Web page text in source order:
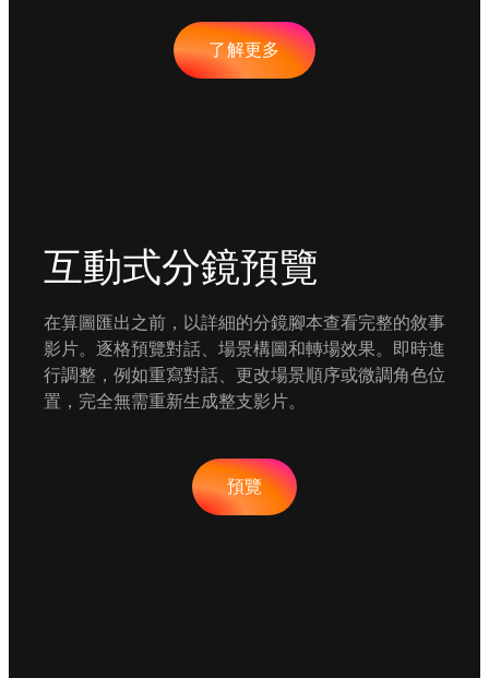
了解更多
互動式分鏡預覽
在算圖匯出之前，以詳細的分鏡腳本查看完整的敘事
影片。逐格預覽對話、場景構圖和轉場效果。即時進
行調整，例如重寫對話、更改場景順序或微調角色位
置，完全無需重新生成整支影片。
預覽